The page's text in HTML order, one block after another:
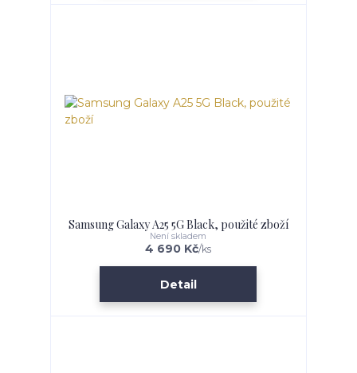
Samsung Galaxy A25 5G Black, použité zboží
4 690 Kč/ks
Není skladem
Detail